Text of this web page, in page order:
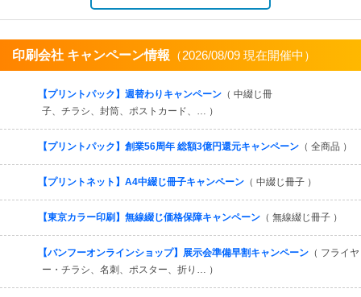
印刷会社 キャンペーン情報 （2026/08/09 現在開催中）
【プリントパック】週替わりキャンペーン （ 中綴じ冊
子、チラシ、封筒、ポストカード、… ）
【プリントパック】創業56周年 総額3億円還元キャンペーン （ 全商品 ）
【プリントネット】A4中綴じ冊子キャンペーン （ 中綴じ冊子 ）
【東京カラー印刷】無線綴じ価格保障キャンペーン （ 無線綴じ冊子 ）
【バンフーオンラインショップ】展示会準備早割キャンペーン （ フライヤ
ー・チラシ、名刺、ポスター、折り… ）